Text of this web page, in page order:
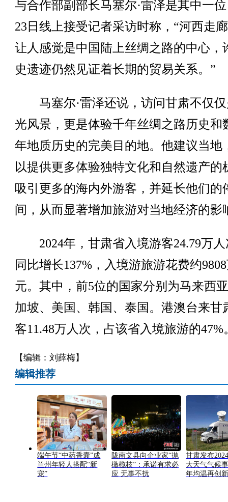
与合作部副部长马塞尔·雷泽是其中一
23日线上接受记者采访时称，“河西走
让人感觉是中国陆上丝绸之路的中心，
史遗迹仍然见证着长期的贸易关系。”
马塞尔·雷泽还说，访问甘肃不仅仅
光风景，更是体验千年丝绸之路历史和
年地质历史的完美目的地。他建议当地
以提供更多体验独特文化和自然遗产的
吸引更多的海内外游客，并延长他们的
间，从而显著增加旅游对当地经济的影
2024年，甘肃省入境游客24.79万人
同比增长137%，入境游旅游花费约
元。其中，前5位的国家分别为马来西
加坡、美国、韩国、泰国。港澳台来甘
客11.48万人次，占该省入境旅游的47%
【编辑：刘薛梅】
编辑推荐
端午节“中药香囊”成
兰州年轻人搭配“新
宠”
陇南文县向企业家“抛
橄榄枝”：承诺有求必
应 无事不扰
甘肃发布
大天气气候
年均温再创